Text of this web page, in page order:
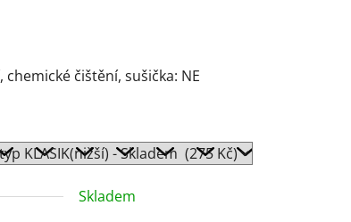
chemické čištění, sušička: NE
Skladem